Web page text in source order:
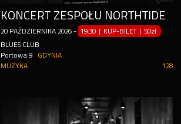
KONCERT ZESPOŁU NORTHTIDE
20 PAŹDZIERNIKA 2026 - 19:30 | KUP-BILET | 50zł
BLUES CLUB
Portowa 9
GDYNIA
128
MUZYKA